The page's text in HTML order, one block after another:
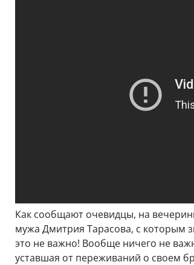
Как сообщают очевидцы, на
мужа Дмитрия Тарасова, с которым
это не важно! Вообще ничего не
уставшая от переживаний о своем